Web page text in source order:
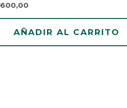
600,00
AÑADIR AL CARRITO